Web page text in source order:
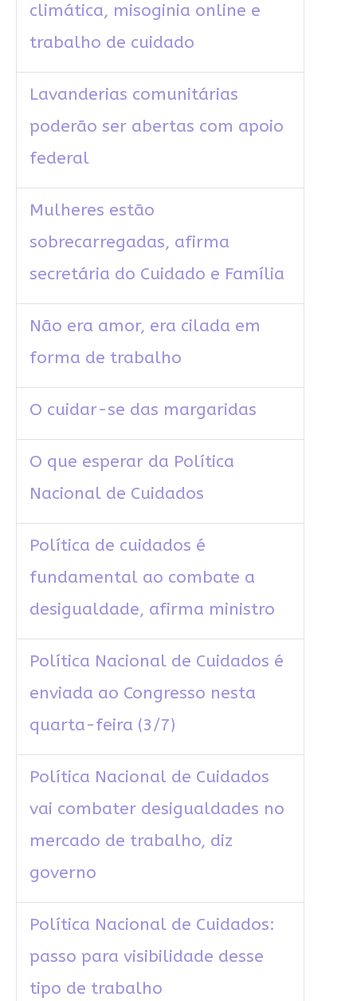
climática, misoginia online e
trabalho de cuidado
Lavanderias comunitárias
poderão ser abertas com apoio
federal
Mulheres estão
sobrecarregadas, afirma
secretária do Cuidado e Família
Não era amor, era cilada em
forma de trabalho
O cuidar-se das margaridas
O que esperar da Política
Nacional de Cuidados
Política de cuidados é
fundamental ao combate a
desigualdade, afirma ministro
Política Nacional de Cuidados é
enviada ao Congresso nesta
quarta-feira (3/7)
Política Nacional de Cuidados
vai combater desigualdades no
mercado de trabalho, diz
governo
Política Nacional de Cuidados:
passo para visibilidade desse
tipo de trabalho